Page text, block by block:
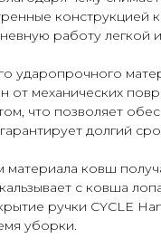
конструкцией
работу легкой
ударопрочного
механических
что позволяет
долгий
ковш
с ковша
ручки CYCLE
уборки.